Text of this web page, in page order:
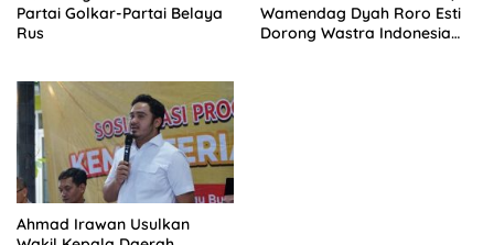
Partai Golkar-Partai Belaya
Rus
Wamendag Dyah Roro Esti
Dorong Wastra Indonesia
Ahmad Irawan Usulkan